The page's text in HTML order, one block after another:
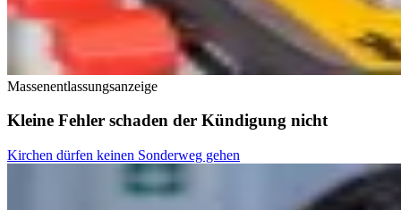
Massenentlassungsanzeige
Kleine Fehler schaden der Kündigung nicht
Kirchen dürfen keinen Sonderweg gehen